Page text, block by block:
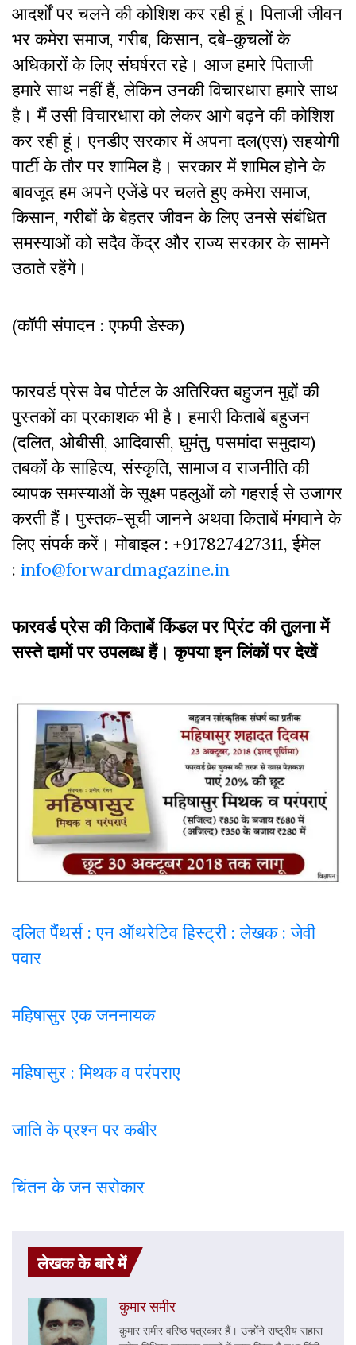
आदर्शों पर चलने की कोशिश कर रही हूं। पिताजी जीवन
भर कमेरा समाज, गरीब, किसान, दबे-कुचलों के
अधिकारों के लिए संघर्षरत रहे। आज हमारे पिताजी
हमारे साथ नहीं हैं, लेकिन उनकी विचारधारा हमारे साथ
है। मैं उसी विचारधारा को लेकर आगे बढ़ने की कोशिश
कर रही हूं। एनडीए सरकार में अपना दल(एस) सहयोगी
पार्टी के तौर पर शामिल है। सरकार में शामिल होने के
बावजूद हम अपने एजेंडे पर चलते हुए कमेरा समाज,
किसान, गरीबों के बेहतर जीवन के लिए उनसे संबंधित
समस्याओं को सदैव केंद्र और राज्य सरकार के सामने
उठाते रहेंगे।
(कॉपी संपादन : एफपी डेस्क)
फारवर्ड प्रेस वेब पोर्टल के अतिरिक्‍त बहुजन मुद्दों की
पुस्‍तकों का प्रकाशक भी है। हमारी किताबें बहुजन
(दलित, ओबीसी, आदिवासी, घुमंतु, पसमांदा समुदाय)
तबकों के साहित्‍य, संस्कृति, सामाज व राजनीति की
व्‍यापक समस्‍याओं के सूक्ष्म पहलुओं को गहराई से उजागर
करती हैं। पुस्तक-सूची जानने अथवा किताबें मंगवाने के
लिए संपर्क करें। मोबाइल : +917827427311, ईमेल
: info@forwardmagazine.in
फारवर्ड प्रेस की किताबें किंडल पर प्रिंट की तुलना में
सस्ते दामों पर उपलब्ध हैं। कृपया इन लिंकों पर देखें
दलित पैंथर्स : एन ऑथरेटिव हिस्ट्री : लेखक : जेवी
पवार
महिषासुर एक जननायक
महिषासुर : मिथक व परंपराए
जाति के प्रश्न पर कबीर
चिंतन के जन सरोकार
लेखक के बारे में
कुमार समीर
कुमार समीर वरिष्ठ पत्रकार हैं। उन्होंने राष्ट्रीय सहारा